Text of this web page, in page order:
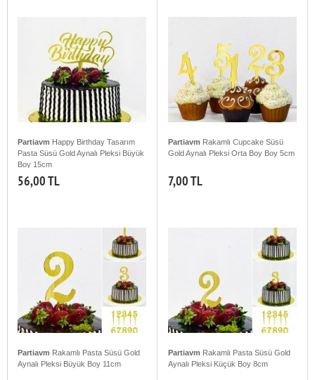
Partiavm Happy Birthday Tasarım
Pasta Süsü Gold Aynalı Pleksi Büyük
Boy 15cm
56,00 TL
Partiavm Rakamlı Cupcake Süsü
Gold Aynalı Pleksi Orta Boy Boy 5cm
7,00 TL
Partiavm Rakamlı Pasta Süsü Gold
Aynalı Pleksi Büyük Boy 11cm
Partiavm Rakamlı Pasta Süsü Gold
Aynalı Pleksi Küçük Boy 8cm